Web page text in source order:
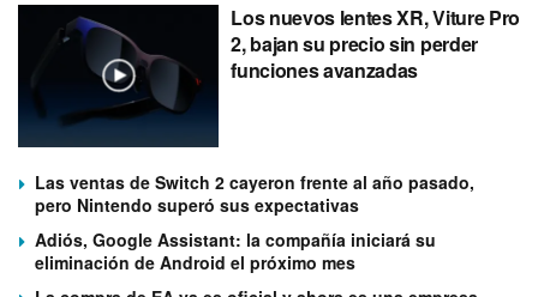
Los nuevos lentes XR, Viture Pro
2, bajan su precio sin perder
funciones avanzadas
Las ventas de Switch 2 cayeron frente al año pasado,
pero Nintendo superó sus expectativas
Adiós, Google Assistant: la compañía iniciará su
eliminación de Android el próximo mes